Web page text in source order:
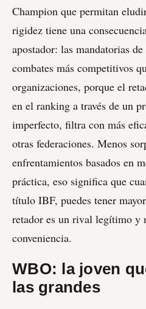
Champion que permitan
rigidez tiene una
apostador: las mandatorias
combates más competitivos
organizaciones, porque el
en el ranking a través de un
imperfecto, filtra con más
otras federaciones. Menos
enfrentamientos basados en
práctica, eso significa que
título IBF, puedes tener
retador es un rival legítimo y
conveniencia.
WBO: la joven
las grandes